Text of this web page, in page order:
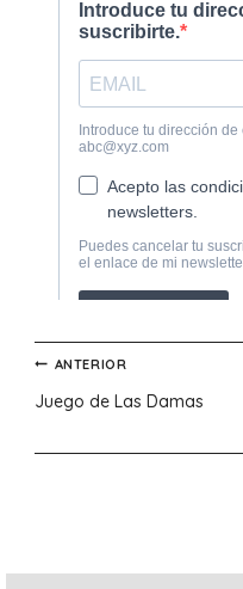
Navegación
de
ANTERIOR
Juego de Las Damas